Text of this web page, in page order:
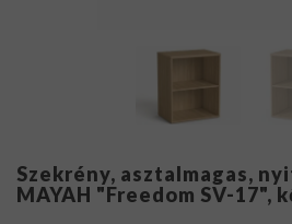
Szekrény, asztalmagas,
MAYAH "Freedom SV-17",